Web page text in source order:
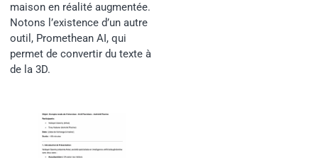
maison en réalité augmentée.
Notons l’existence d’un autre
outil, Promethean AI, qui
permet de convertir du texte à
de la 3D.